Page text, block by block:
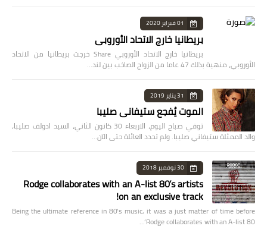
01 فبراير 2020
بريطانيا خارج الاتحاد الأوروبي
بريطانيا خارج الاتحاد الأوروبي Share خرجت بريطانيا من الاتحاد
الأوروبي، منهية بذلك 47 عاما من الزواج الصاخب بين لند…
31 يناير 2019
الموت يُفجع ستيفاني صليبا
توفي صباح اليوم، الاربعاء 30 كانون الثاني، السيد ادولف صليبا،
والد الممثلة ستيفاني صليبا. ولم تحدد العائلة حتى الآن…
30 نوفمبر 2018
Rodge collaborates with an A-list 80’s artists
on an exclusive track!
Being the ultimate reference in 80’s music, it was a just matter of time before
Rodge collaborates with an A-list 80’…